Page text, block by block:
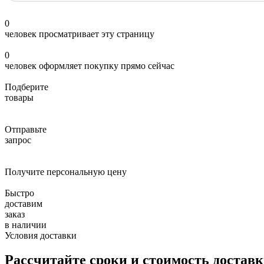
0
человек просматривает эту страницу
0
человек оформляет покупку прямо сейчас
Подберите
товары
Отправьте
запрос
Получите персональную цену
Быстро
доставим
заказ
в наличии
Условия доставки
Рассчитайте сроки и стоимость